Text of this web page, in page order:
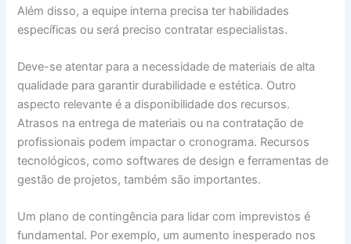
Além disso, a equipe interna precisa ter habilidades
específicas ou será preciso contratar especialistas.
Deve-se atentar para a necessidade de materiais de alta
qualidade para garantir durabilidade e estética. Outro
aspecto relevante é a disponibilidade dos recursos.
Atrasos na entrega de materiais ou na contratação de
profissionais podem impactar o cronograma. Recursos
tecnológicos, como softwares de design e ferramentas de
gestão de projetos, também são importantes.
Um plano de contingência para lidar com imprevistos é
fundamental. Por exemplo, um aumento inesperado nos